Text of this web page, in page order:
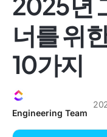
너를 위
10가지
Engineering Team